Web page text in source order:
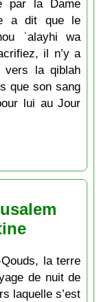
par la Dame
a dit que le
ʿalayhi wa
il n’y a
vers la qiblah
que son sang
lui au Jour
la terre
de nuit de
laquelle s’est